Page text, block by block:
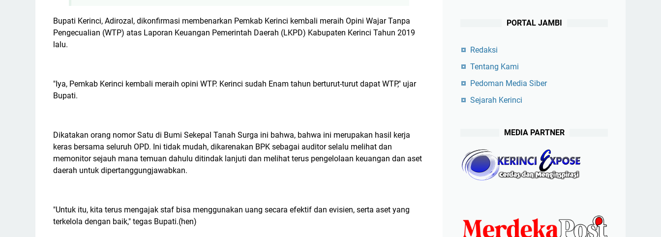
Bupati Kerinci, Adirozal, dikonfirmasi membenarkan Pemkab Kerinci kembali meraih Opini Wajar Tanpa
Pengecualian (WTP) atas Laporan Keuangan Pemerintah Daerah (LKPD) Kabupaten Kerinci Tahun 2019
lalu.
"Iya, Pemkab Kerinci kembali meraih opini WTP. Kerinci sudah Enam tahun berturut-turut dapat WTP," ujar
Bupati.
Dikatakan orang nomor Satu di Bumi Sekepal Tanah Surga ini bahwa, bahwa ini merupakan hasil kerja
keras bersama seluruh OPD. Ini tidak mudah, dikarenakan BPK sebagai auditor selalu melihat dan
memonitor sejauh mana temuan dahulu ditindak lanjuti dan melihat terus pengelolaan keuangan dan aset
daerah untuk dipertanggungjawabkan.
"Untuk itu, kita terus mengajak staf bisa menggunakan uang secara efektif dan evisien, serta aset yang
terkelola dengan baik," tegas Bupati.(hen)
PORTAL JAMBI
Redaksi
Tentang Kami
Pedoman Media Siber
Sejarah Kerinci
MEDIA PARTNER